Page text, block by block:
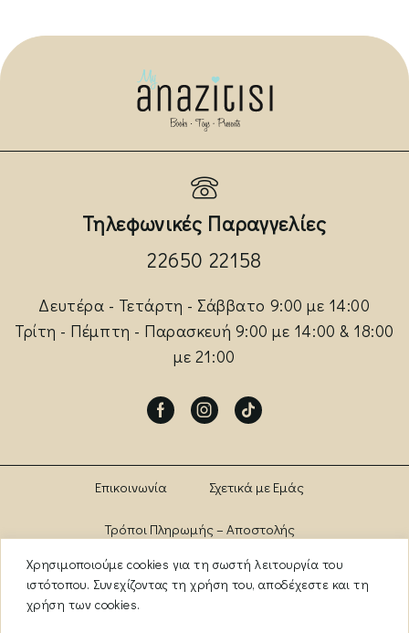
Χρησιμοποιούμε cookies για τη σωστή λειτουργία του
ιστότοπου. Συνεχίζοντας τη χρήση του, αποδέχεστε και τη
χρήση των cookies.
Τηλεφωνικές Παραγγελίες
22650 22158
Δευτέρα - Τετάρτη - Σάββατο 9:00 με 14:00
Τρίτη - Πέμπτη - Παρασκευή 9:00 με 14:00 & 18:00
με 21:00
FacebookInstagram
Tik-
Επικοινωνία Σχετικά με Εμάς
Τρόποι Πληρωμής – Αποστολής
Πολιτική Αλλαγών – Επιστροφών Brands
Όροι Χρήσης